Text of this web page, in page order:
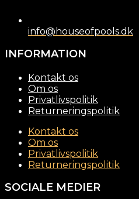
info@houseofpools.dk
INFORMATION
Kontakt os
Om os
Privatlivspolitik
Returneringspolitik
Kontakt os
Om os
Privatlivspolitik
Returneringspolitik
SOCIALE MEDIER